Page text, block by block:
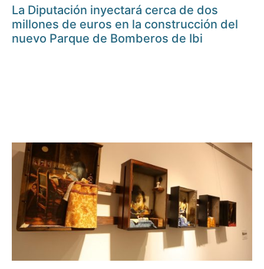
La Diputación inyectará cerca de dos
millones de euros en la construcción del
nuevo Parque de Bomberos de Ibi